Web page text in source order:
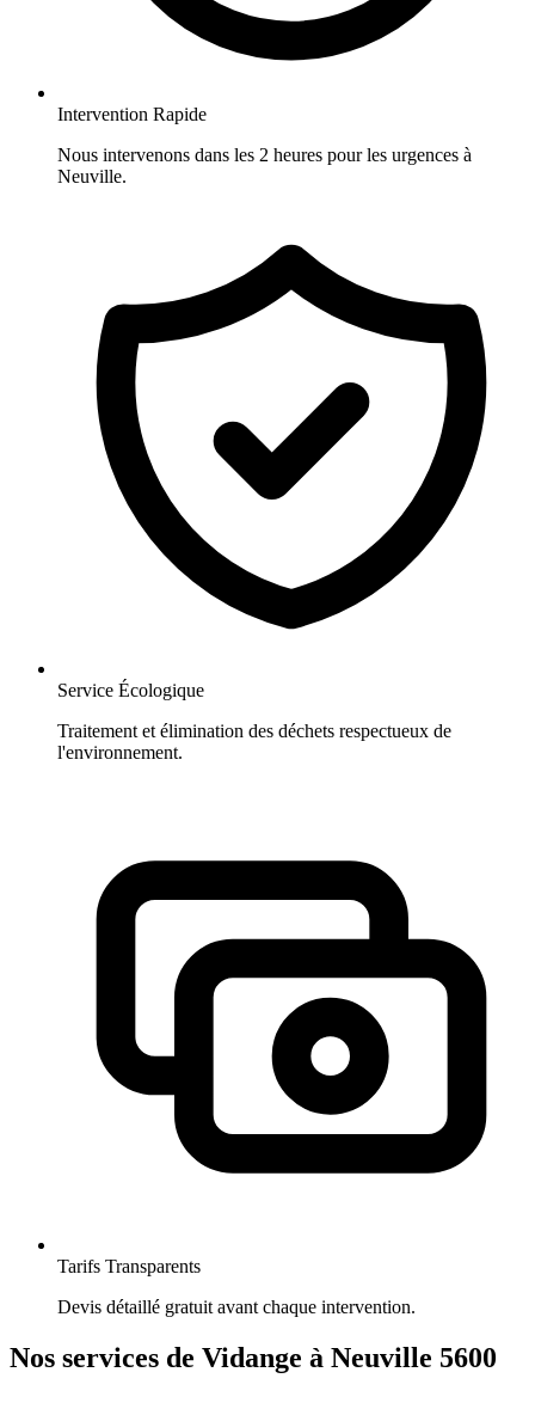
Intervention Rapide
Nous intervenons dans les 2 heures pour les urgences à
Neuville.
Service Écologique
Traitement et élimination des déchets respectueux de
l'environnement.
Tarifs Transparents
Devis détaillé gratuit avant chaque intervention.
Nos services de Vidange à Neuville 5600